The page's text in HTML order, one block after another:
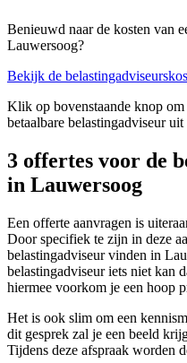
Benieuwd naar de kosten van
Lauwersoog?
Bekijk de
Klik op bovenstaande knop
betaalbare belastingadviseur
3 offertes voor de
in Lauwersoog
Een offerte aanvragen is
Door specifiek te zijn in deze
belastingadviseur vinden in
belastingadviseur iets niet kan
hiermee voorkom je een hoop
Het is ook slim om een
dit gesprek zal je een beeld
Tijdens deze afspraak worden